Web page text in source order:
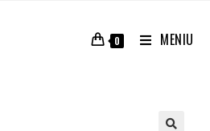
0 MENIU